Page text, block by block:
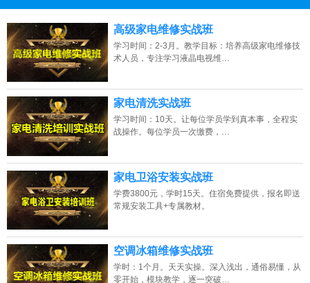
点击免费咨询电话：13807313137
高级家电维修实战班
学习时间：2-3月。教学目标：培养高级家电维修技
术人员，专注学习液晶电视维…
家电清洗实战班
学习时间：10天。让每位学员学到真本事，全程实
战操作。每位学员一次缴费，…
家电卫浴安装实战班
学费3800元，学时15天。住宿免费提供，报名即送
常规安装工具+专属教材。
空调冰箱维修实战班
学时：1个月。天天实操。深入浅出，通俗易懂，从
零开始，模块教学，逐一突破…